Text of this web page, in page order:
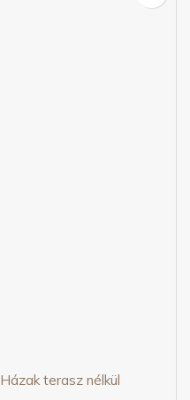
Házak terasz nélkül